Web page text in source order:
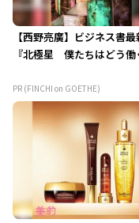
【西野亮廣】ビジネス書最
『北極星 僕たちはどう働
PR (FINCHI on GOETHE)